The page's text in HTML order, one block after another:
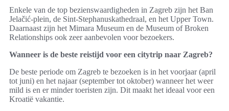
Enkele van de top bezienswaardigheden in Zagreb zijn het Ban
Jelačić-plein, de Sint-Stephanuskathedraal, en het Upper Town.
Daarnaast zijn het Mimara Museum en de Museum of Broken
Relationships ook zeer aanbevolen voor bezoekers.
Wanneer is de beste reistijd voor een citytrip naar Zagreb?
De beste periode om Zagreb te bezoeken is in het voorjaar (april
tot juni) en het najaar (september tot oktober) wanneer het weer
mild is en er minder toeristen zijn. Dit maakt het ideaal voor een
Kroatië vakantie.